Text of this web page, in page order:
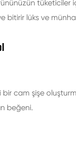
tüketiciler
lüks ve
bir cam şişe
beğeni.